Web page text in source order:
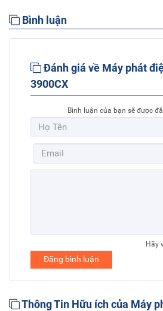
Bình luận
Đánh giá về Máy phát
3900CX
Bình luận của bạn sẽ được
Hãy
Đăng bình luận
Thông Tin Hữu ích của Máy